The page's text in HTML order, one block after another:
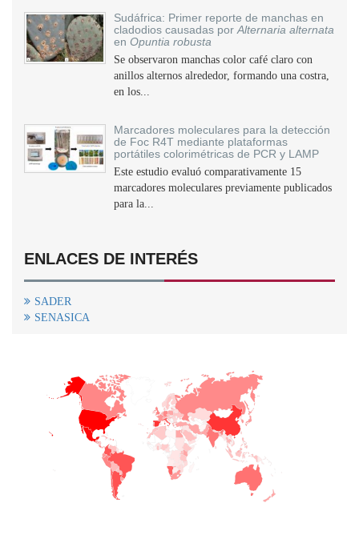
Sudáfrica: Primer reporte de manchas en
cladodios causadas por Alternaria alternata
en Opuntia robusta
Se observaron manchas color café claro con
anillos alternos alrededor, formando una costra,
en los...
Marcadores moleculares para la detección
de Foc R4T mediante plataformas
portátiles colorimétricas de PCR y LAMP
Este estudio evaluó comparativamente 15
marcadores moleculares previamente publicados
para la...
ENLACES DE INTERÉS
SADER
SENASICA